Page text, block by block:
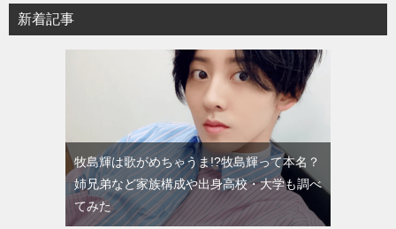
新着記事
牧島輝は歌がめちゃうま!?牧島輝って本名？
姉兄弟など家族構成や出身高校・大学も調べ
てみた